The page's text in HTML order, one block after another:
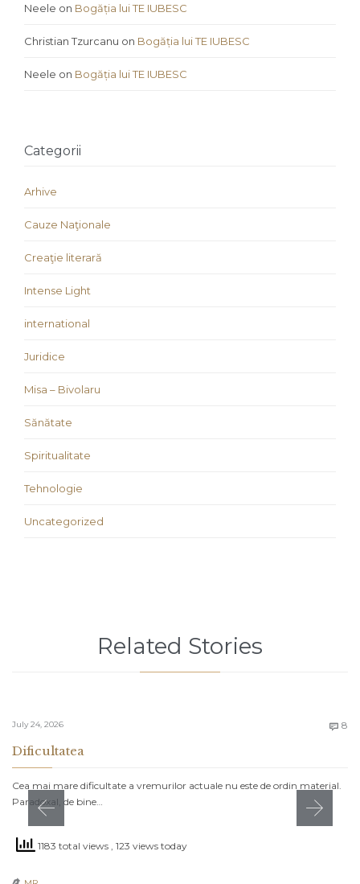
Neele on Bogăția lui TE IUBESC
Christian Tzurcanu on Bogăția lui TE IUBESC
Neele on Bogăția lui TE IUBESC
Categorii
Arhive
Cauze Naţionale
Creaţie literară
Intense Light
international
Juridice
Misa – Bivolaru
Sănătate
Spiritualitate
Tehnologie
Uncategorized
Related Stories
July 24, 2026  8
Dificultatea
Cea mai mare dificultate a vremurilor actuale nu este de ordin material.
Paradoxal, de bine…
1183 total views , 123 views today